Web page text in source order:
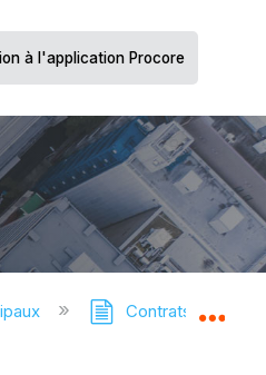
à l'application Procore
Contrats